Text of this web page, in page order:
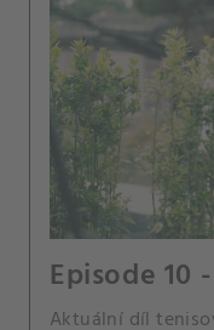
Episode 10
Aktuální díl